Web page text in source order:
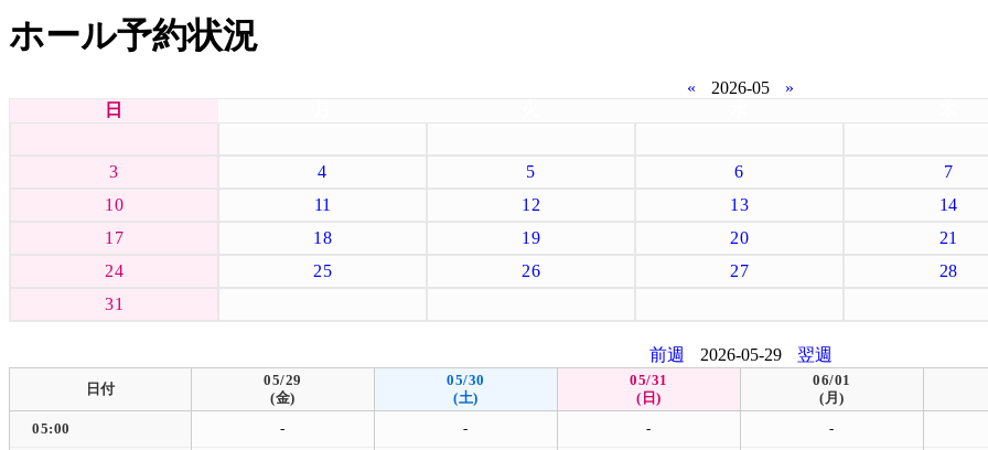
ホール予約状況
« 2026-05
»
日
3 4 5 6
7
10
11 12 13
14
17
18 19 20
21
24
25 26 27
28
31
前週 2026-05-29 翌週
日付
05/29
(金)
05/30
(土)
05/31
(日)
06/01
(月)
05:00
- - - -